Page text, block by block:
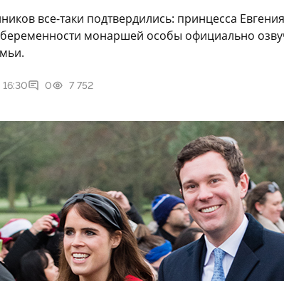
все-таки подтвердились: принцесса
монаршей особы официально
0 7 752